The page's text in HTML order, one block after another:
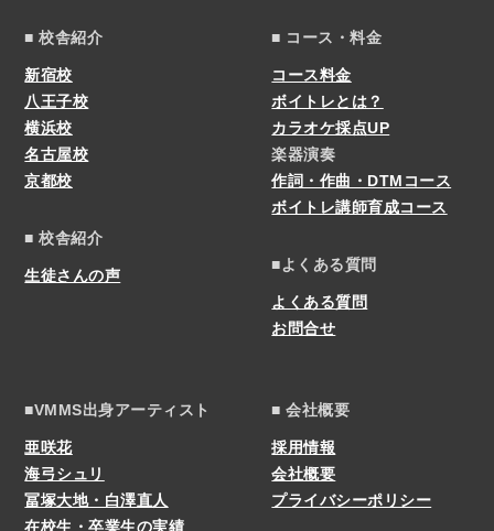
■ 校舎紹介
新宿校
八王子校
横浜校
名古屋校
京都校
■ 校舎紹介
生徒さんの声
■ コース・料金
コース料金
ボイトレとは？
カラオケ採点UP
楽器演奏
作詞・作曲・DTMコース
ボイトレ講師育成コース
■よくある質問
よくある質問
お問合せ
■VMMS出身アーティスト
亜咲花
海弓シュリ
冨塚大地・白澤直人
在校生・卒業生の実績
■ 会社概要
採用情報
会社概要
プライバシーポリシー